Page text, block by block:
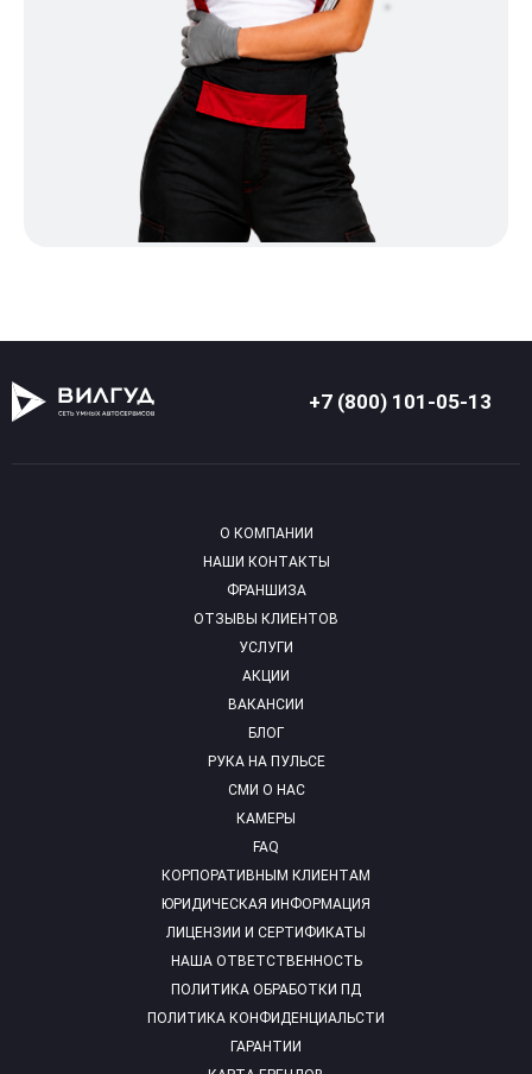
+7 (800) 101-05-13
О КОМПАНИИ
НАШИ КОНТАКТЫ
ФРАНШИЗА
ОТЗЫВЫ КЛИЕНТОВ
УСЛУГИ
АКЦИИ
ВАКАНСИИ
БЛОГ
РУКА НА ПУЛЬСЕ
СМИ О НАС
КАМЕРЫ
FAQ
КОРПОРАТИВНЫМ КЛИЕНТАМ
ЮРИДИЧЕСКАЯ ИНФОРМАЦИЯ
ЛИЦЕНЗИИ И СЕРТИФИКАТЫ
НАША ОТВЕТСТВЕННОСТЬ
ПОЛИТИКА ОБРАБОТКИ ПД
ПОЛИТИКА КОНФИДЕНЦИАЛЬСТИ
ГАРАНТИИ